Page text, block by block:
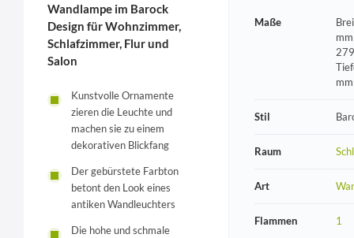
Wandlampe im Barock
Design für Wohnzimmer,
Schlafzimmer, Flur und
Salon
Kunstvolle Ornamente
zieren die Leuchte und
machen sie zu einem
dekorativen Blickfang
Der gebürstete Farbton
betont den Look eines
antiken Wandleuchters
Die hohe und schmale
Maße
mm
Stil
Raum
Art
Flammen 1